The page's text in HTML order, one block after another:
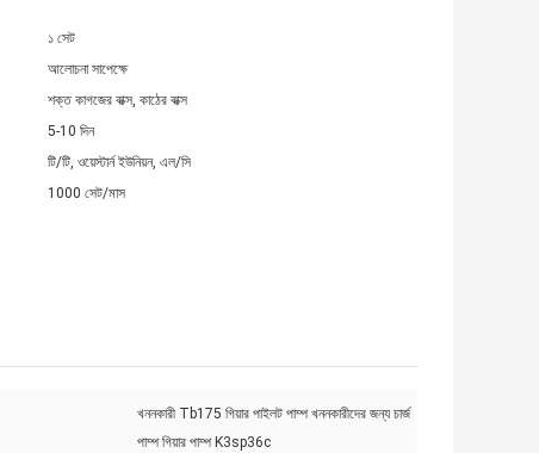
১ সেট
আলোচনা সাপেক্ষে
শক্ত কাগজের বাক্স, কাঠের বাক্স
5-10 দিন
টি/টি, ওয়েস্টার্ন ইউনিয়ন, এল/সি
1000 সেট/মাস
খননকারী Tb175 গিয়ার পাইলট পাম্প খননকারীদের জন্য চার্জ
পাম্প গিয়ার পাম্প K3sp36c